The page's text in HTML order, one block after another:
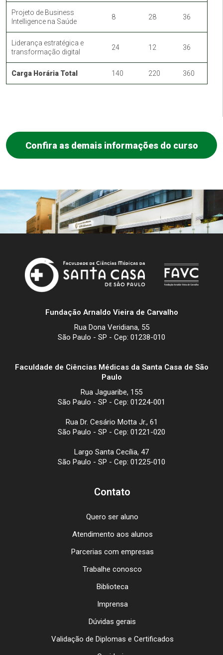
Projeto de Business
Intelligence na Saúde
8 28 36
Liderança estratégica e
transformação digital
24 12 36
Carga Horária Total 140 220 360
Confira as demais informações do curso
Fundação Arnaldo Vieira de Carvalho
Rua Dona Veridiana, 55
São Paulo - SP - Cep: 01238-010
Faculdade de Ciências Médicas da Santa Casa de São
Paulo
Rua Jaguaribe, 155
São Paulo - SP - Cep: 01224-001
Rua Dr. Cesário Motta Jr., 61
São Paulo - SP - Cep: 01221-020
Largo Santa Cecília, 47
São Paulo - SP - Cep: 01225-010
Contato
Quero ser aluno
Atendimento aos alunos
Parcerias com empresas
Trabalhe conosco
Biblioteca
Imprensa
Dúvidas gerais
Validação de Diplomas e Certificados